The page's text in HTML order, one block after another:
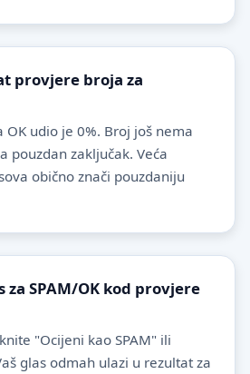
provjere broja za
OK udio je 0%. Broj još nema
pouzdan zaključak. Veća
obično znači pouzdaniju
za SPAM/OK kod provjere
"Ocijeni kao SPAM" ili
glas odmah ulazi u rezultat za